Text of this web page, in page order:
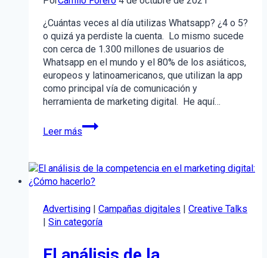
¿Cuántas veces al día utilizas Whatsapp? ¿4 o 5?
o quizá ya perdiste la cuenta. Lo mismo sucede
con cerca de 1.300 millones de usuarios de
Whatsapp en el mundo y el 80% de los asiáticos,
europeos y latinoamericanos, que utilizan la app
como principal vía de comunicación y
herramienta de marketing digital. He aquí…
Leer más
10
ventajas
WhatsApp
Business
para
negocio
Advertising | Campañas digitales | Creative Talks
| Sin categoría